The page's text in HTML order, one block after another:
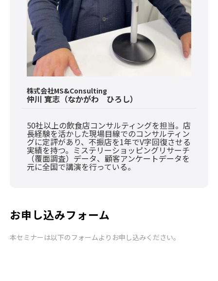
株式会社MS&Consulting
仲川 寛志（なかがわ ひろし）
50社以上の飲食店コンサルティングを担当。店
長経験を活かした現場目線でのコンサルティン
グに定評があり、不振店を1年でV字回復させる
実績を持つ。ミステリーショッピングリサーチ
（覆面調査）データ、顧客アンケートデータを
元に全国で講演を行っている。
お申し込みフォーム
本セミナーは以下のフォームよりお申し込みください。